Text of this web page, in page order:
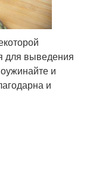
для выведения
и
и